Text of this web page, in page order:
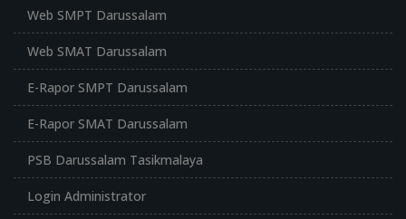
Web SMPT Darussalam
Web SMAT Darussalam
E-Rapor SMPT Darussalam
E-Rapor SMAT Darussalam
PSB Darussalam Tasikmalaya
Login Administrator